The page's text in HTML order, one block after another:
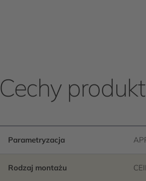
Cechy
Parametryzacja
Rodzaj montażu